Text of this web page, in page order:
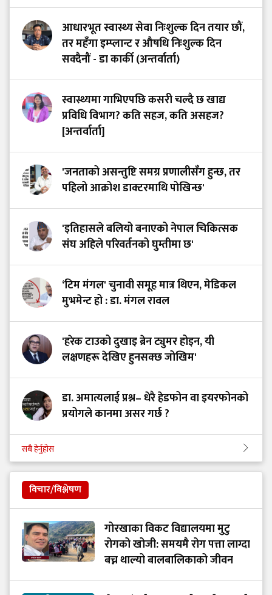
आधारभूत स्वास्थ्य सेवा निःशुल्क दिन तयार छौं,
तर महँगा इम्प्लान्ट र औषधि निःशुल्क दिन
सक्दैनौं - डा कार्की (अन्तर्वार्ता)
स्वास्थ्यमा गाभिएपछि कसरी चल्दै छ खाद्य
प्रविधि विभाग? कति सहज, कति असहज?
[अन्तर्वार्ता]
'जनताको असन्तुष्टि समग्र प्रणालीसँग हुन्छ, तर
पहिलो आक्रोश डाक्टरमाथि पोखिन्छ'
'इतिहासले बलियो बनाएको नेपाल चिकित्सक
संघ अहिले परिवर्तनको घुम्तीमा छ'
‘टिम मंगल' चुनावी समूह मात्र थिएन, मेडिकल
मुभमेन्ट हो : डा. मंगल रावल
'हरेक टाउको दुखाइ ब्रेन ट्युमर होइन, यी
लक्षणहरू देखिए हुनसक्छ जोखिम'
डा. अमात्यलाई प्रश्न– धेरै हेडफोन वा इयरफोनको
प्रयोगले कानमा असर गर्छ ?
सबै हेर्नुहोस
विचार/विश्लेषण
गोरखाका विकट विद्यालयमा मुटु
रोगको खोजी: समयमै रोग पत्ता लाग्दा
बच्न थाल्यो बालबालिकाको जीवन